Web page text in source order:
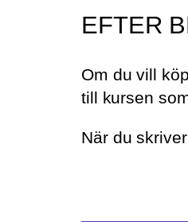
EFTER
Om du vill
till kursen
När du